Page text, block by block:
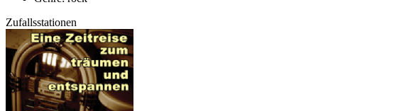
Zufallsstationen